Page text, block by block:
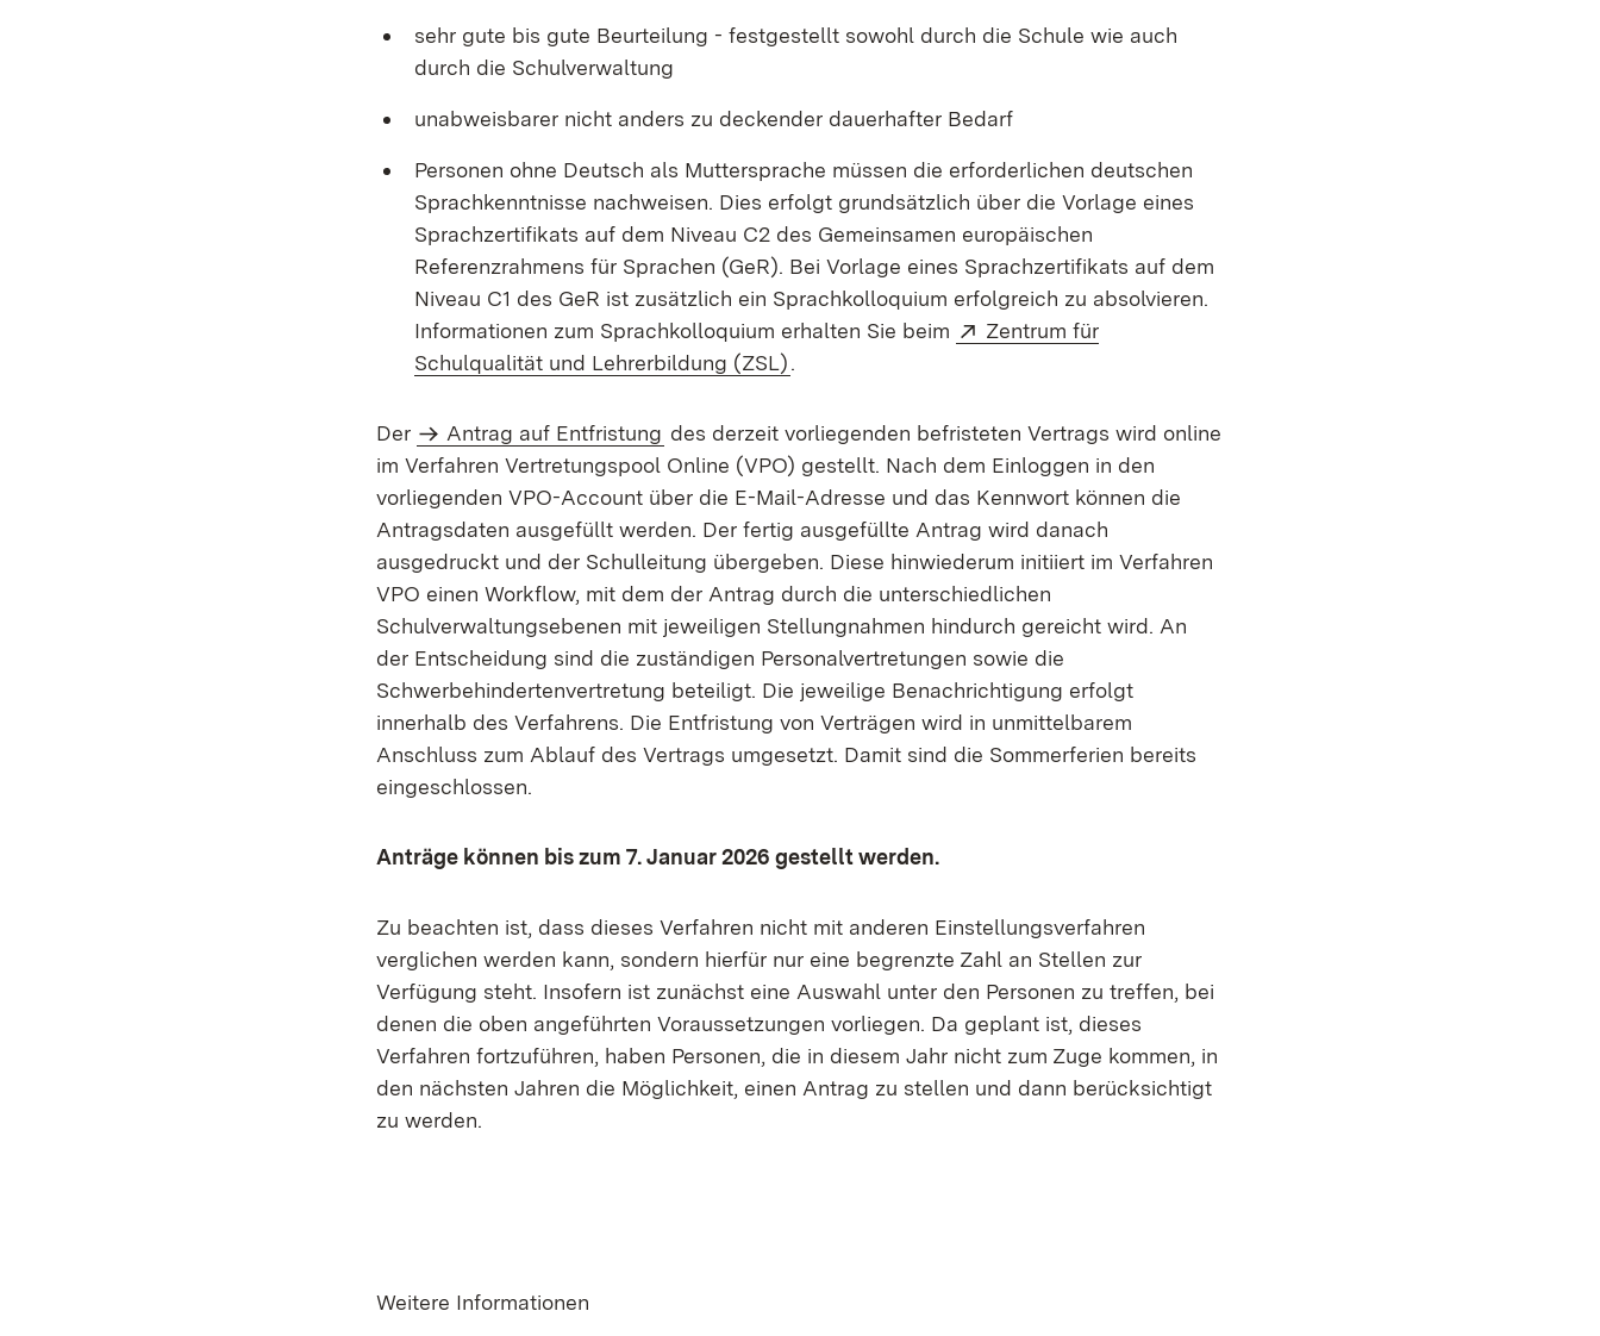
sehr gute bis gute Beurteilung - festgestellt sowohl durch die Schule wie auch
durch die Schulverwaltung
unabweisbarer nicht anders zu deckender dauerhafter Bedarf
Personen ohne Deutsch als Muttersprache müssen die erforderlichen deutschen
Sprachkenntnisse nachweisen. Dies erfolgt grundsätzlich über die Vorlage eines
Sprachzertifikats auf dem Niveau C2 des Gemeinsamen europäischen
Referenzrahmens für Sprachen (GeR). Bei Vorlage eines Sprachzertifikats auf dem
Niveau C1 des GeR ist zusätzlich ein Sprachkolloquium erfolgreich zu absolvieren.
Informationen zum Sprachkolloquium erhalten Sie beim
Extern:
Zentrum für
Schulqualität und Lehrerbildung (ZSL).
Der Antrag auf Entfristung des derzeit vorliegenden befristeten Vertrags wird online
im Verfahren Vertretungspool Online (VPO) gestellt. Nach dem Einloggen in den
vorliegenden VPO-Account über die E-Mail-Adresse und das Kennwort können die
Antragsdaten ausgefüllt werden. Der fertig ausgefüllte Antrag wird danach
ausgedruckt und der Schulleitung übergeben. Diese hinwiederum initiiert im Verfahren
VPO einen Workflow, mit dem der Antrag durch die unterschiedlichen
Schulverwaltungsebenen mit jeweiligen Stellungnahmen hindurch gereicht wird. An
der Entscheidung sind die zuständigen Personalvertretungen sowie die
Schwerbehindertenvertretung beteiligt. Die jeweilige Benachrichtigung erfolgt
innerhalb des Verfahrens. Die Entfristung von Verträgen wird in unmittelbarem
Anschluss zum Ablauf des Vertrags umgesetzt. Damit sind die Sommerferien bereits
eingeschlossen.
Anträge können bis zum 7. Januar 2026 gestellt werden.
Zu beachten ist, dass dieses Verfahren nicht mit anderen Einstellungsverfahren
verglichen werden kann, sondern hierfür nur eine begrenzte Zahl an Stellen zur
Verfügung steht. Insofern ist zunächst eine Auswahl unter den Personen zu treffen, bei
denen die oben angeführten Voraussetzungen vorliegen. Da geplant ist, dieses
Verfahren fortzuführen, haben Personen, die in diesem Jahr nicht zum Zuge kommen, in
den nächsten Jahren die Möglichkeit, einen Antrag zu stellen und dann berücksichtigt
zu werden.
Weitere Informationen